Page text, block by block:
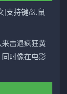
|支持键盘.鼠
击退疯狂黄
时像在电影